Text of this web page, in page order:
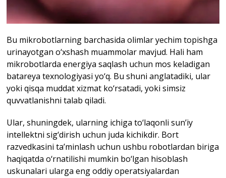
Bu mikrobotlarning barchasida olimlar yechim topishga
urinayotgan o‘xshash muammolar mavjud. Hali ham
mikrobotlarda energiya saqlash uchun mos keladigan
batareya texnologiyasi yo‘q. Bu shuni anglatadiki, ular
yoki qisqa muddat xizmat ko‘rsatadi, yoki simsiz
quvvatlanishni talab qiladi.
Ular, shuningdek, ularning ichiga to‘laqonli sun’iy
intellektni sig‘dirish uchun juda kichikdir. Bort
razvedkasini ta’minlash uchun ushbu robotlardan biriga
haqiqatda o‘rnatilishi mumkin bo‘lgan hisoblash
uskunalari ularga eng oddiy operatsiyalardan